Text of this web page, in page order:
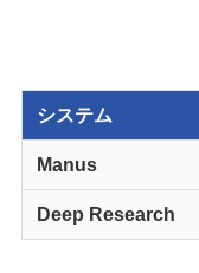
システム
Manus
Deep Research